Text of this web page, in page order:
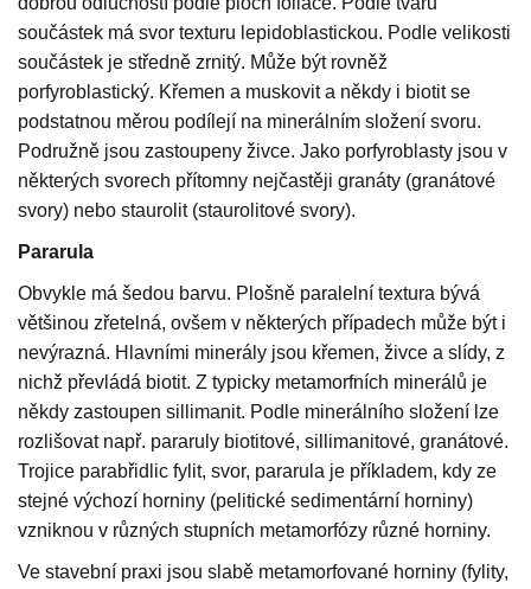
součástek má svor texturu lepidoblastickou. Podle velikosti
součástek je středně zrnitý. Může být rovněž
porfyroblastický. Křemen a muskovit a někdy i biotit se
podstatnou měrou podílejí na minerálním složení svoru.
Podružně jsou zastoupeny živce. Jako porfyroblasty jsou v
některých svorech přítomny nejčastěji granáty (granátové
svory) nebo staurolit (staurolitové svory).
Pararula
Obvykle má šedou barvu. Plošně paralelní textura bývá
většinou zřetelná, ovšem v některých případech může být i
nevýrazná. Hlavními minerály jsou křemen, živce a slídy, z
nichž převládá biotit. Z typicky metamorfních minerálů je
někdy zastoupen sillimanit. Podle minerálního složení lze
rozlišovat např. pararuly biotitové, sillimanitové, granátové.
Trojice parabřidlic fylit, svor, pararula je příkladem, kdy ze
stejné výchozí horniny (pelitické sedimentární horniny)
vzniknou v různých stupních metamorfózy různé horniny.
Ve stavební praxi jsou slabě metamorfované horniny (fylity,